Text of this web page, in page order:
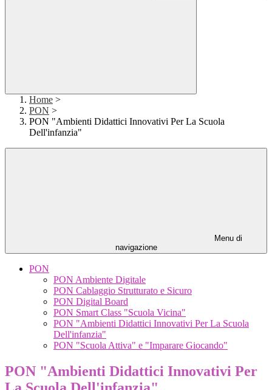
Home >
PON >
PON "Ambienti Didattici Innovativi Per La Scuola
Dell'infanzia"
Menu di
navigazione
PON
PON Ambiente Digitale
PON Cablaggio Strutturato e Sicuro
PON Digital Board
PON Smart Class "Scuola Vicina"
PON "Ambienti Didattici Innovativi Per La Scuola
Dell'infanzia"
PON "Scuola Attiva" e "Imparare Giocando"
PON "Ambienti Didattici Innovativi Per